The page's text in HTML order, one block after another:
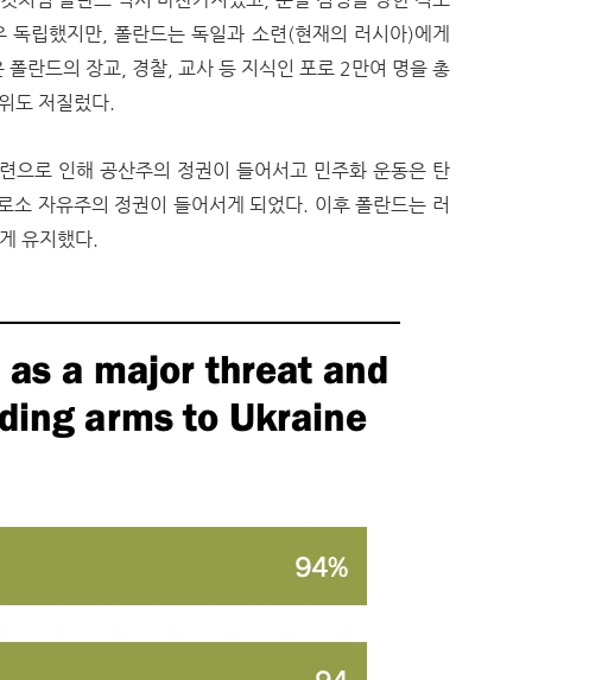
립했지만, 폴란드는 독일과 소련(현재의 러시아)에게
란드의 장교, 경찰, 교사 등 지식인 포로 2만여 명을 총
도 저질렀다.
으로 인해 공산주의 정권이 들어서고 민주화 운동은 탄
소 자유주의 정권이 들어서게 되었다. 이후 폴란드는 러
유지했다.